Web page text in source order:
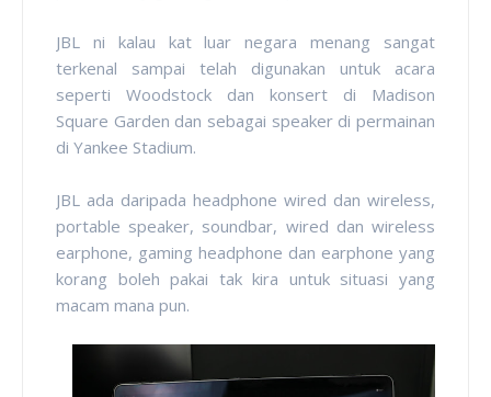
JBL ni kalau kat luar negara menang sangat
terkenal sampai telah digunakan untuk acara
seperti Woodstock dan konsert di Madison
Square Garden dan sebagai speaker di permainan
di Yankee Stadium.
JBL ada daripada headphone wired dan wireless,
portable speaker, soundbar, wired dan wireless
earphone, gaming headphone dan earphone yang
korang boleh pakai tak kira untuk situasi yang
macam mana pun.